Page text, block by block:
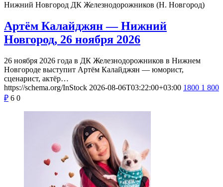
Нижний Новгород ДК Железнодорожников (Н. Новгород)
Артём Калайджян — Нижний
Новгород, 26 ноября 2026
26 ноября 2026 года в ДК Железнодорожников в Нижнем
Новгороде выступит Артём Калайджян — юморист,
сценарист, актёр…
https://schema.org/InStock 2026-08-06T03:22:00+03:00 1800 1 800
₽ 6 0